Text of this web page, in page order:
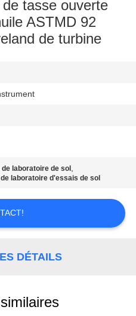
tasse ouverte
ASTMD 92
de turbine
laboratoire de sol ,
laboratoire d'essais de sol
DÉTAILS